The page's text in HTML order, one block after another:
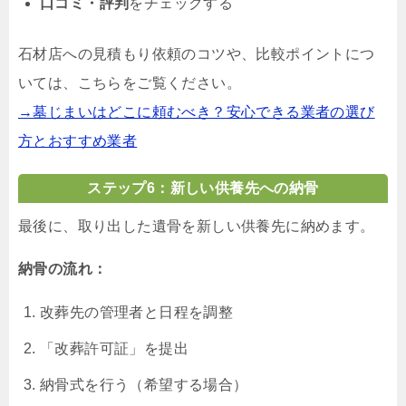
石材店への見積もり依頼のコツや、比較ポイントにつ
いては、こちらをご覧ください。
→墓じまいはどこに頼むべき？安心できる業者の選び
方とおすすめ業者
ステップ6：新しい供養先への納骨
最後に、取り出した遺骨を新しい供養先に納めます。
納骨の流れ：
改葬先の管理者と日程を調整
「改葬許可証」を提出
納骨式を行う（希望する場合）